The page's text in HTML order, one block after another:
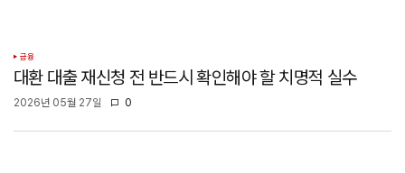
금융
대환 대출 재신청 전 반드시 확인해야 할 치명적 실수
2026년 05월 27일 0